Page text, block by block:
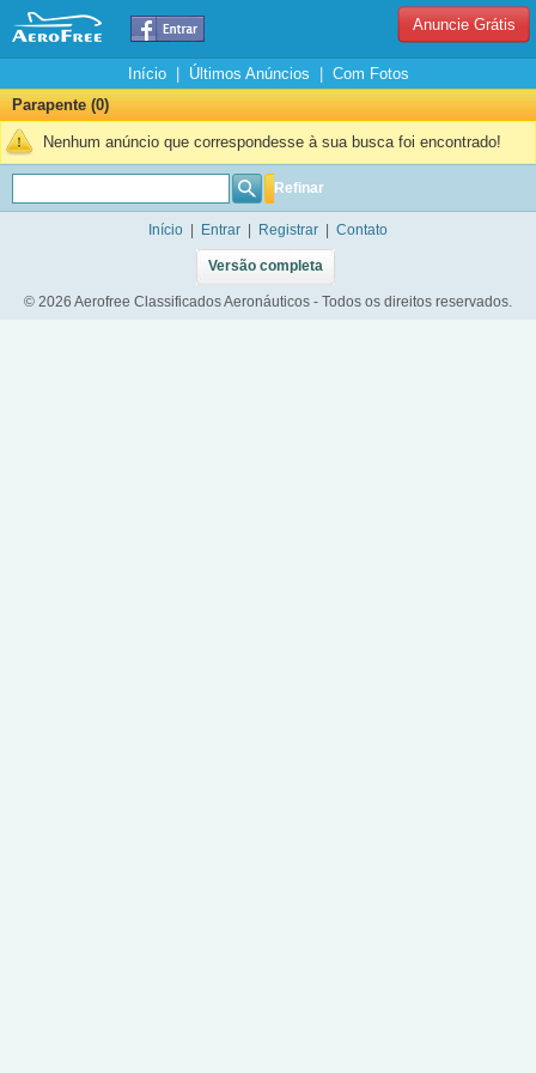
Anuncie Grátis
Início| Últimos Anúncios
Com Fotos
Parapente (0)
Nenhum anúncio que correspondesse à sua busca foi encontrado!
Refinar
Início Entrar Registrar Contato
Versão completa
© 2026 Aerofree Classificados Aeronáuticos - Todos os direitos reservados.